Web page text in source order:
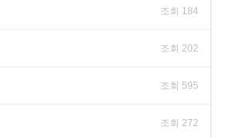
조회 184
조회 202
조회 595
조회 272